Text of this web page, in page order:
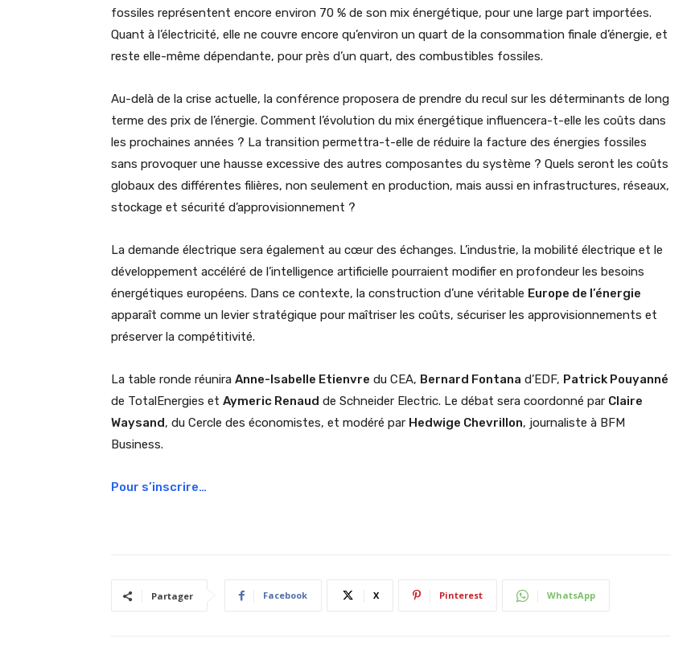
fossiles représentent encore environ 70 % de son mix énergétique, pour une large part importées.
Quant à l’électricité, elle ne couvre encore qu’environ un quart de la consommation finale d’énergie, et
reste elle-même dépendante, pour près d’un quart, des combustibles fossiles.
Au-delà de la crise actuelle, la conférence proposera de prendre du recul sur les déterminants de long
terme des prix de l’énergie. Comment l’évolution du mix énergétique influencera-t-elle les coûts dans
les prochaines années ? La transition permettra-t-elle de réduire la facture des énergies fossiles
sans provoquer une hausse excessive des autres composantes du système ? Quels seront les coûts
globaux des différentes filières, non seulement en production, mais aussi en infrastructures, réseaux,
stockage et sécurité d’approvisionnement ?
La demande électrique sera également au cœur des échanges. L’industrie, la mobilité électrique et le
développement accéléré de l’intelligence artificielle pourraient modifier en profondeur les besoins
énergétiques européens. Dans ce contexte, la construction d’une véritable Europe de l’énergie
apparaît comme un levier stratégique pour maîtriser les coûts, sécuriser les approvisionnements et
préserver la compétitivité.
La table ronde réunira Anne-Isabelle Etienvre du CEA, Bernard Fontana d’EDF, Patrick Pouyanné
de TotalEnergies et Aymeric Renaud de Schneider Electric. Le débat sera coordonné par Claire
Waysand, du Cercle des économistes, et modéré par Hedwige Chevrillon, journaliste à BFM
Business.
Pour s’inscrire…
Partager Facebook X Pinterest WhatsApp